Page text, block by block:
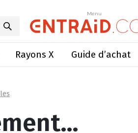
Menu
Rayons X Guide d’achat
Menu
fait-on maintenant?